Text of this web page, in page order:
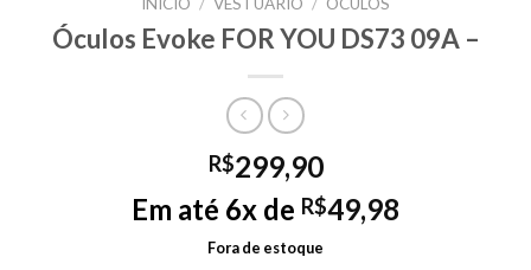
Óculos Evoke FOR YOU DS73 09A –
R$299,90
Em até 6x de R$49,98
Fora de estoque